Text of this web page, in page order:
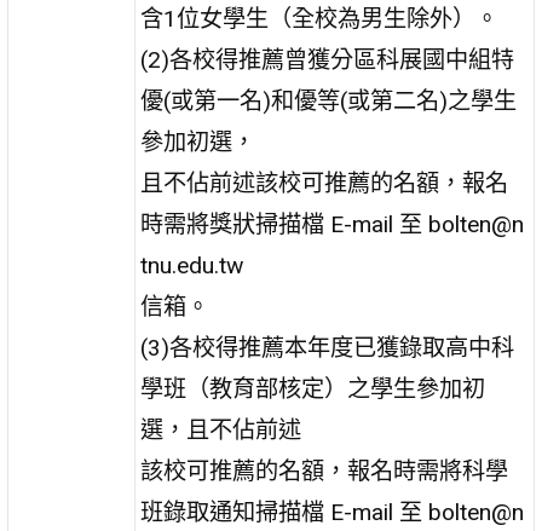
含1位女學生（全校為男生除外）。
(2)各校得推薦曾獲分區科展國中組特
優(或第一名)和優等(或第二名)之學生
參加初選，
且不佔前述該校可推薦的名額，報名
時需將獎狀掃描檔 E-mail 至 bolten@n
tnu.edu.tw
信箱。
(3)各校得推薦本年度已獲錄取高中科
學班（教育部核定）之學生參加初
選，且不佔前述
該校可推薦的名額，報名時需將科學
班錄取通知掃描檔 E-mail 至 bolten@n